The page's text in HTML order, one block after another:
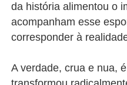
da história alimentou o
acompanham esse
corresponder à
A verdade, crua e nua,